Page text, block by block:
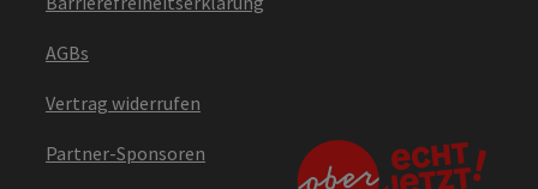
AGBs
Vertrag widerrufen
Partner-Sponsoren